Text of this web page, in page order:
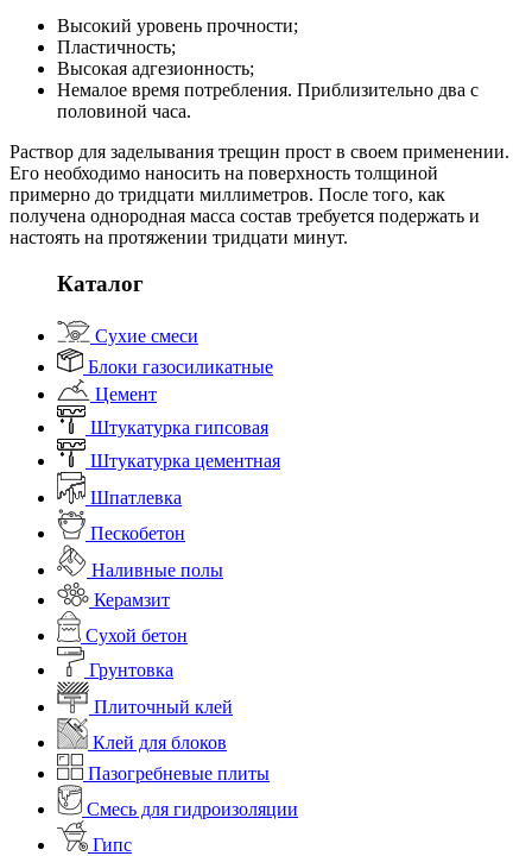
Высокий уровень прочности;
Пластичность;
Высокая адгезионность;
Немалое время потребления. Приблизительно два с
половиной часа.
Раствор для заделывания трещин прост в своем применении.
Его необходимо наносить на поверхность толщиной
примерно до тридцати миллиметров. После того, как
получена однородная масса состав требуется подержать и
настоять на протяжении тридцати минут.
Каталог
Сухие смеси
Блоки газосиликатные
Цемент
Штукатурка гипсовая
Штукатурка цементная
Шпатлевка
Пескобетон
Наливные полы
Керамзит
Сухой бетон
Грунтовка
Плиточный клей
Клей для блоков
Пазогребневые плиты
Смесь для гидроизоляции
Гипс